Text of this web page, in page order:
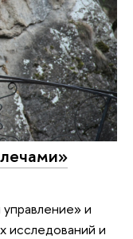
и
исследований и